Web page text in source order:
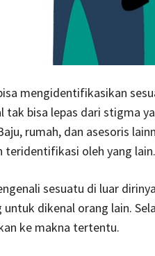
mengidentifikasikan
tak bisa lepas dari stigma
rumah, dan asesoris
oleh yang lain.
sesuatu di luar
dikenal orang lain.
ke makna tertentu.